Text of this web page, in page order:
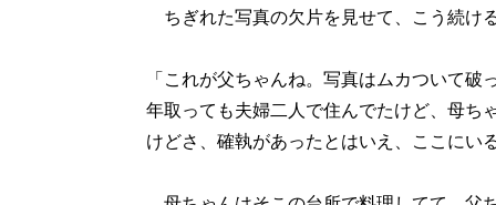
ちぎれた写真の欠片を見せて、こう続
「これが父ちゃんね。写真はムカついて
年取っても夫婦二人で住んでたけど、母ち
けどさ、確執があったとはいえ、ここにい